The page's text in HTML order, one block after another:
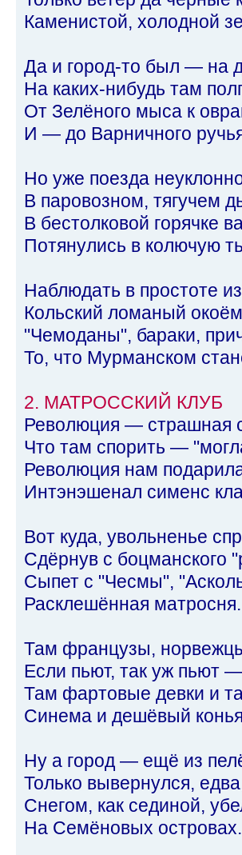
Каменистой, холодной
Да и город-то был — на
На каких-нибудь там
От Зелёного мыса к
И — до Варничного
Но уже поезда
В паровозном, тягучем
В бестолковой горячке
Потянулись в колючую
Наблюдать в простоте
Кольский ломаный
"Чемоданы", бараки,
То, что Мурманском
2. МАТРОССКИЙ КЛУБ
Революция — страшная
Что там спорить —
Революция нам
Интэнэшенал сименс
Вот куда, увольненье
Сдёрнув с боцманского
Сыпет с "Чесмы",
Расклешённая матросня.
Там французы,
Если пьют, так уж пьют
Там фартовые девки и
Синема и дешёвый
Ну а город — ещё из
Только вывернулся,
Снегом, как сединой,
На Семёновых